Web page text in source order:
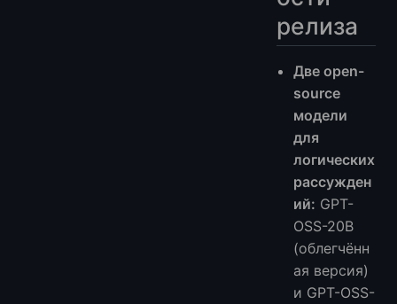
релиза
Две open-
source
модели
для
логических
рассужден
ий: GPT-
OSS-20B
(облегчённ
ая версия)
и GPT-OSS-